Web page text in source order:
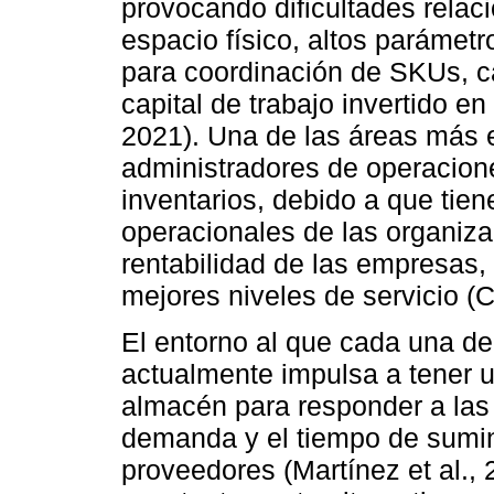
provocando dificultades
espacio físico, altos
para coordinación de SKUs,
capital de trabajo invertido
2021). Una de las áreas más
administradores de
inventarios, debido a que
operacionales de las
rentabilidad de las
mejores niveles de servicio
El entorno al que cada una
actualmente impulsa a tener
almacén para responder a
demanda y el tiempo de
proveedores (Martínez et al.,